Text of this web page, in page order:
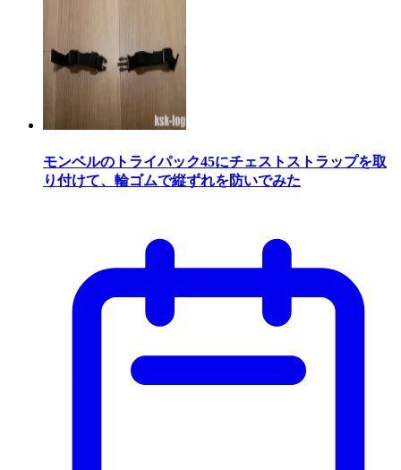
モンベルのトライパック45にチェストストラップを取
り付けて、輪ゴムで縦ずれを防いでみた